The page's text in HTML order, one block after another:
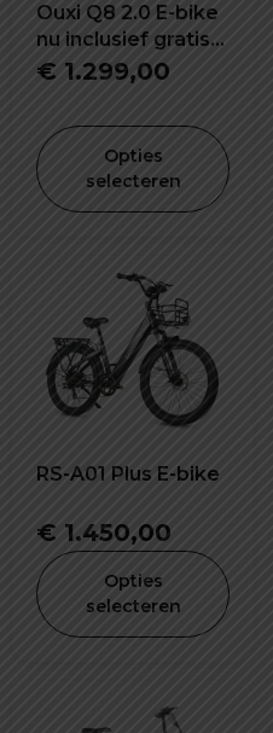
Ouxi Q8 2.0 E-bike
nu inclusief gratis
voorrekje -
alarm!
€ 1.299,00
Opties
selecteren
RS-A01 Plus E-bike
€ 1.450,00
Opties
selecteren